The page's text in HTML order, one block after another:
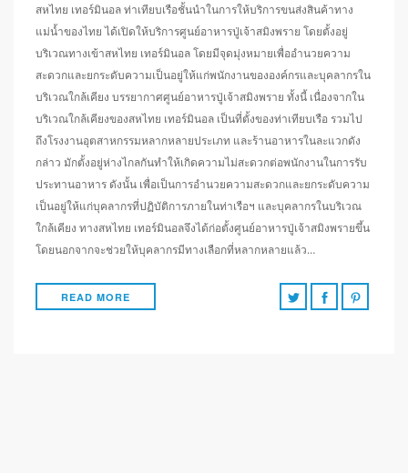
สหไทย เทอร์มินอล ท่าเทียบเรือชั้นนำในการให้บริการขนส่งสินค้าทาง
แม่น้ำของไทย ได้เปิดให้บริการศูนย์อาหารปู่เจ้าสมิงพราย โดยตั้งอยู่
บริเวณทางเข้าสหไทย เทอร์มินอล โดยมีจุดมุ่งหมายเพื่ออำนวยความ
สะดวกและยกระดับความเป็นอยู่ให้แก่พนักงานขององค์กรและบุคลากรใน
บริเวณใกล้เคียง บรรยากาศศูนย์อาหารปู่เจ้าสมิงพราย ทั้งนี้ เนื่องจากใน
บริเวณใกล้เคียงของสหไทย เทอร์มินอล เป็นที่ตั้งของท่าเทียบเรือ รวมไป
ถึงโรงงานอุตสาหกรรมหลากหลายประเภท และร้านอาหารในละแวกดัง
กล่าว มักตั้งอยู่ห่างไกลกันทำให้เกิดความไม่สะดวกต่อพนักงานในการรับ
ประทานอาหาร ดังนั้น เพื่อเป็นการอำนวยความสะดวกและยกระดับความ
เป็นอยู่ให้แก่บุคลากรที่ปฏิบัติการภายในท่าเรือฯ และบุคลากรในบริเวณ
ใกล้เคียง ทางสหไทย เทอร์มินอลจึงได้ก่อตั้งศูนย์อาหารปู่เจ้าสมิงพรายขึ้น
โดยนอกจากจะช่วยให้บุคลากรมีทางเลือกที่หลากหลายแล้ว…
READ MORE